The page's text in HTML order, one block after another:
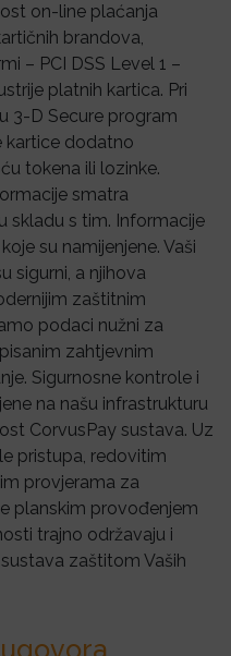
on-line plaćanja
brandova,
– PCI DSS Level 1 –
platnih kartica. Pri
3-D Secure program
kartice dodatno
tokena ili lozinke.
smatra
skladu s tim. Informacije
su namijenjene. Vaši
sigurni, a njihova
zaštitnim
podaci nužni za
zahtjevnim
Sigurnosne kontrole i
na našu infrastrukturu
CorvusPay sustava. Uz
pristupa, redovitim
provjerama za
planskim provođenjem
trajno održavaju i
zaštitom Vaših